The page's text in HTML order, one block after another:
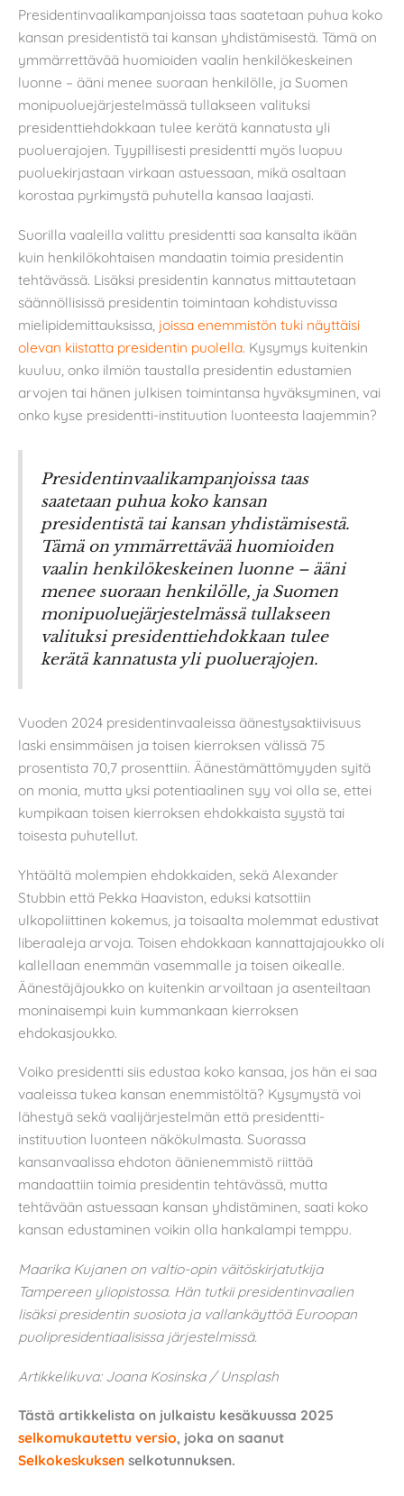
Presidentinvaalikampanjoissa taas saatetaan puhua koko
kansan presidentistä tai kansan yhdistämisestä. Tämä on
ymmärrettävää huomioiden vaalin henkilökeskeinen
luonne – ääni menee suoraan henkilölle, ja Suomen
monipuoluejärjestelmässä tullakseen valituksi
presidenttiehdokkaan tulee kerätä kannatusta yli
puoluerajojen. Tyypillisesti presidentti myös luopuu
puoluekirjastaan virkaan astuessaan, mikä osaltaan
korostaa pyrkimystä puhutella kansaa laajasti.
Suorilla vaaleilla valittu presidentti saa kansalta ikään
kuin henkilökohtaisen mandaatin toimia presidentin
tehtävässä. Lisäksi presidentin kannatus mittautetaan
säännöllisissä presidentin toimintaan kohdistuvissa
mielipidemittauksissa, joissa enemmistön tuki näyttäisi
olevan kiistatta presidentin puolella. Kysymys kuitenkin
kuuluu, onko ilmiön taustalla presidentin edustamien
arvojen tai hänen julkisen toimintansa hyväksyminen, vai
onko kyse presidentti-instituution luonteesta laajemmin?
Presidentinvaalikampanjoissa taas
saatetaan puhua koko kansan
presidentistä tai kansan yhdistämisestä.
Tämä on ymmärrettävää huomioiden
vaalin henkilökeskeinen luonne – ääni
menee suoraan henkilölle, ja Suomen
monipuoluejärjestelmässä tullakseen
valituksi presidenttiehdokkaan tulee
kerätä kannatusta yli puoluerajojen.
Vuoden 2024 presidentinvaaleissa äänestysaktiivisuus
laski ensimmäisen ja toisen kierroksen välissä 75
prosentista 70,7 prosenttiin. Äänestämättömyyden syitä
on monia, mutta yksi potentiaalinen syy voi olla se, ettei
kumpikaan toisen kierroksen ehdokkaista syystä tai
toisesta puhutellut.
Yhtäältä molempien ehdokkaiden, sekä Alexander
Stubbin että Pekka Haaviston, eduksi katsottiin
ulkopoliittinen kokemus, ja toisaalta molemmat edustivat
liberaaleja arvoja. Toisen ehdokkaan kannattajajoukko oli
kallellaan enemmän vasemmalle ja toisen oikealle.
Äänestäjäjoukko on kuitenkin arvoiltaan ja asenteiltaan
moninaisempi kuin kummankaan kierroksen
ehdokasjoukko.
Voiko presidentti siis edustaa koko kansaa, jos hän ei saa
vaaleissa tukea kansan enemmistöltä? Kysymystä voi
lähestyä sekä vaalijärjestelmän että presidentti-
instituution luonteen näkökulmasta. Suorassa
kansanvaalissa ehdoton äänienemmistö riittää
mandaattiin toimia presidentin tehtävässä, mutta
tehtävään astuessaan kansan yhdistäminen, saati koko
kansan edustaminen voikin olla hankalampi temppu.
Maarika Kujanen on valtio-opin väitöskirjatutkija
Tampereen yliopistossa. Hän tutkii presidentinvaalien
lisäksi presidentin suosiota ja vallankäyttöä Euroopan
puolipresidentiaalisissa järjestelmissä.
Artikkelikuva: Joana Kosinska / Unsplash
Tästä artikkelista on julkaistu kesäkuussa 2025
selkomukautettu versio, joka on saanut
Selkokeskuksen selkotunnuksen.